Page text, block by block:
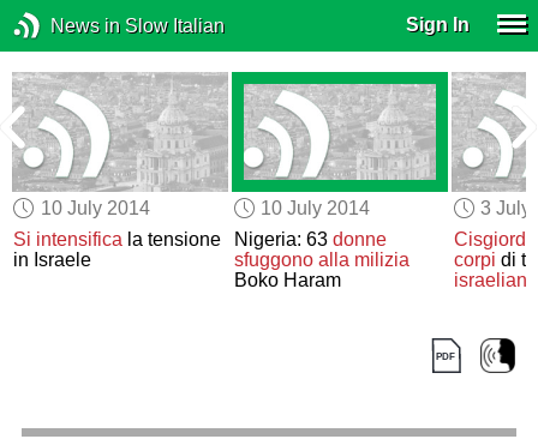
News in Slow Italian Sign In
10 July 2014
Si intensifica la tensione
in Israele
10 July 2014
Nigeria: 63 donne
sfuggono alla milizia
Boko Haram
3 July
corpi di
israeliani